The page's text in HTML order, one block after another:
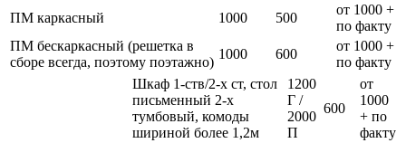
ПМ каркасный 1000 500
от 1000 +
по факту
ПМ бескаркасный (решетка в
сборе всегда, поэтому поэтажно)
1000 600
от 1000 +
по факту
Шкаф 1-ств/2-х ст, стол
письменный 2-х
тумбовый, комоды
шириной более 1,2м
1200
Г /
2000
П
600
от
1000
+ по
факту